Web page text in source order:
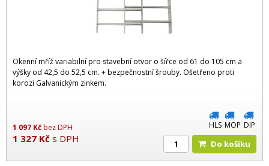
Okenní mříž variabilní pro stavební otvor o šířce od 61 do 105 cm a
výšky od 42,5 do 52,5 cm. + bezpečnostní šrouby. Ošetřeno proti
korozi Galvanickým zinkem.
1 097 Kčbez DPH
1 327 Kč s DPH
HLS MOP DIP
Do košíku